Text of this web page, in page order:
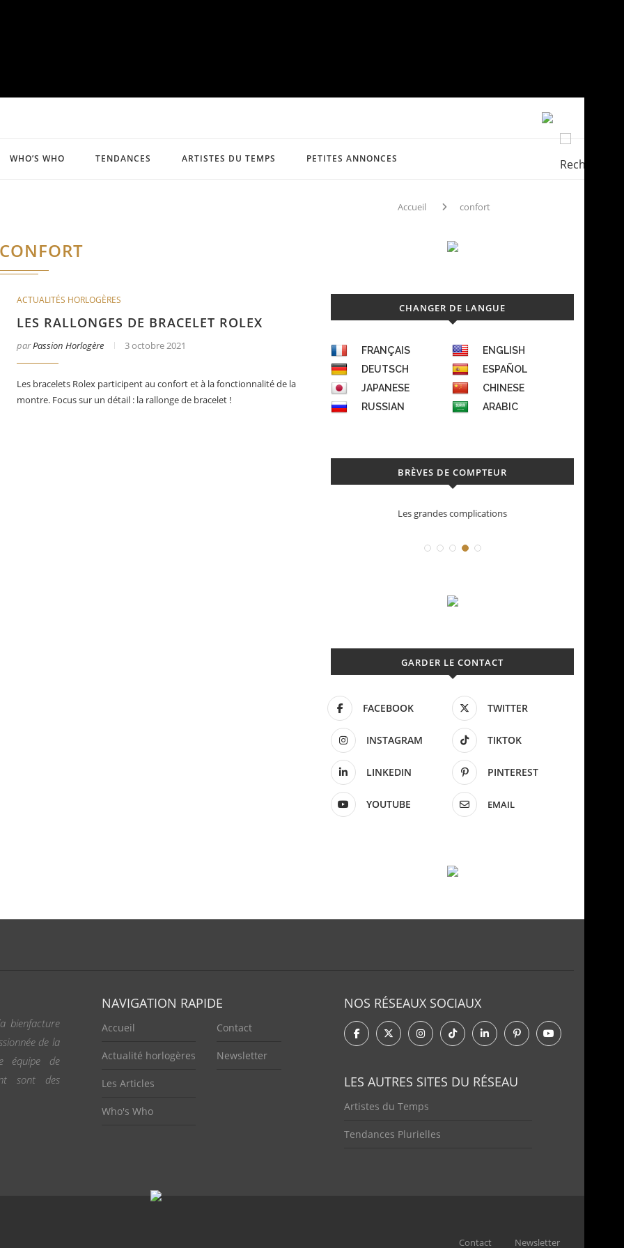
WHO’S WHO TENDANCES ARTISTES DU TEMPS PETITES ANNONCES
Accueil confort
CONFORT
ACTUALITÉS HORLOGÈRES
LES RALLONGES DE BRACELET ROLEX
parPassion Horlogère 3 octobre 2021
Les bracelets Rolex participent au confort et à la fonctionnalité de la
montre. Focus sur un détail : la rallonge de bracelet !
CHANGER DE LANGUE
FRANÇAIS
ENGLISH
DEUTSCH
ESPAÑOL
JAPANESE
CHINESE
RUSSIAN
ARABIC
BRÈVES DE COMPTEUR
Les grandes complications
GARDER LE CONTACT
FACEBOOK TWITTER
INSTAGRAM TIKTOK
LINKEDIN PINTEREST
YOUTUBE EMAIL
bienfacture
de la
équipe de
sont des
NAVIGATION RAPIDE
Accueil
Actualité horlogères
Les Articles
Who's Who
Contact
Newsletter
NOS RÉSEAUX SOCIAUX
LES AUTRES SITES DU RÉSEAU
Artistes du Temps
Tendances Plurielles
Contact Newsletter